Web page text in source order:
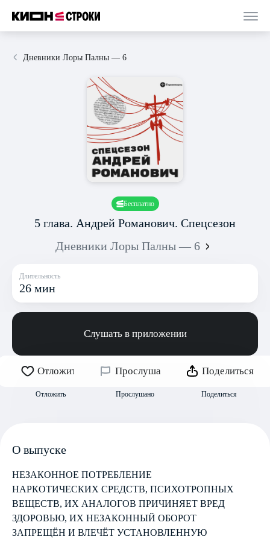
Дневники Лоры Палны — 6
Бесплатно
5 глава. Андрей Романович. Спецсезон
Дневники Лоры Палны — 6
Длительность
26 мин
Слушать в приложении
Отложить
Отложить
Прослушано
Прослушано
Поделиться
Поделиться
О выпуске
НЕЗАКОННОЕ ПОТРЕБЛЕНИЕ
НАРКОТИЧЕСКИХ СРЕДСТВ, ПСИХОТРОПНЫХ
ВЕЩЕСТВ, ИХ АНАЛОГОВ ПРИЧИНЯЕТ ВРЕД
ЗДОРОВЬЮ, ИХ НЕЗАКОННЫЙ ОБОРОТ
ЗАПРЕЩЁН И ВЛЕЧЁТ УСТАНОВЛЕННУЮ